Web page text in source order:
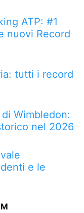
ATP: #1
nuovi Record
tutti i record
Wimbledon:
nel 2026
e le